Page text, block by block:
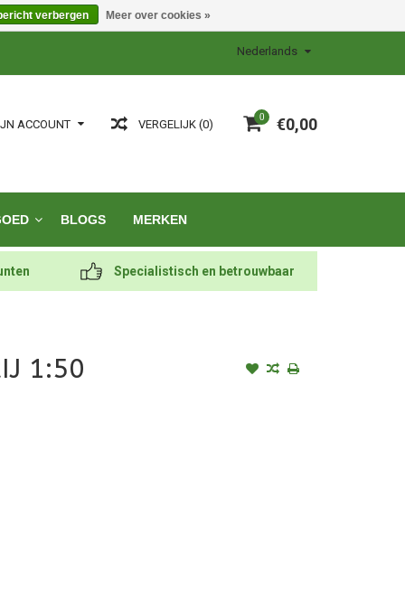
Nederlands
0 €0,00
VERGELIJK (0)
ACCOUNT
BLOGS MERKEN
Specialistisch en betrouwbaar
1:50
verbergen Meer over cookies »